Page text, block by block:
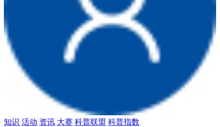
知识 活动 资讯 大赛 科普联盟 科普指数